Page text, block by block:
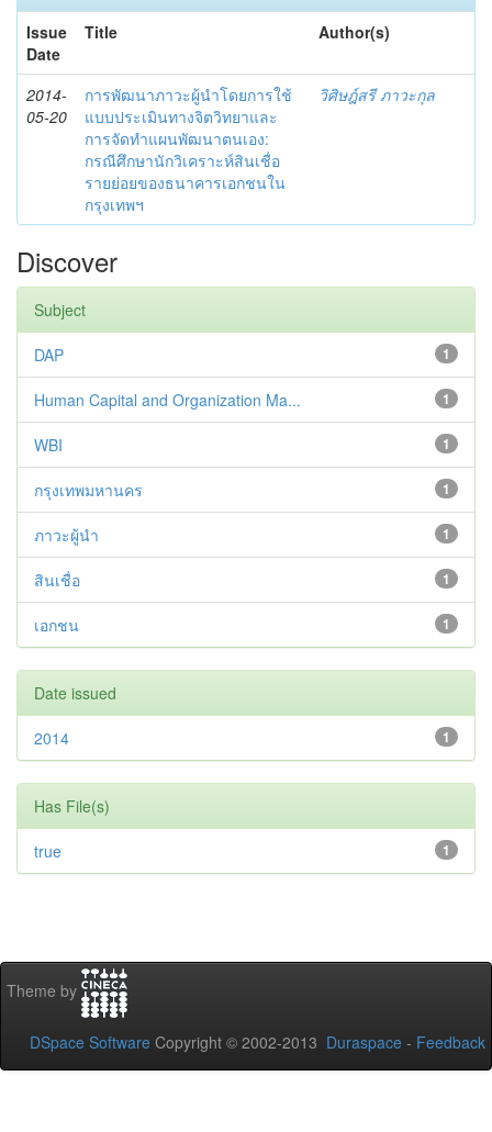
Issue
Date
Title Author(s)
2014-
05-20
การพัฒนาภาวะผู้นำโดยการใช้
แบบประเมินทางจิตวิทยาและ
การจัดทำแผนพัฒนาตนเอง:
กรณีศึกษานักวิเคราะห์สินเชื่อ
รายย่อยของธนาคารเอกชนใน
กรุงเทพฯ
วิศิษฎ์สรี ภาวะกุล
Discover
Subject
1
DAP
1
Human Capital and Organization Ma...
1
WBI
1
กรุงเทพมหานคร
1
ภาวะผู้นำ
1
สินเชื่อ
1
เอกชน
Date issued
1
2014
Has File(s)
1
true
Theme by
DSpace Software Copyright © 2002-2013 Duraspace - Feedback